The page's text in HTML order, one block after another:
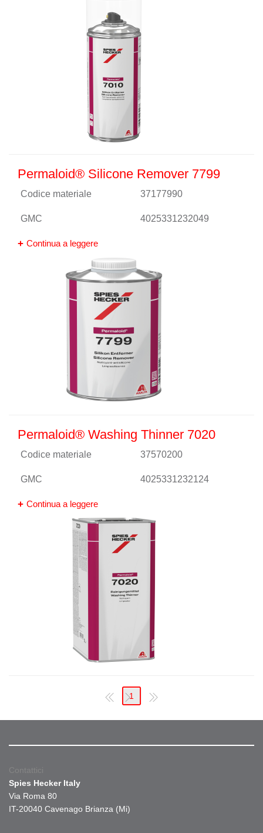
Permaloid® Silicone Remover 7799
Codice materiale 37177990
GMC 4025331232049
Continua a leggere
Permaloid® Washing Thinner 7020
Codice materiale 37570200
GMC 4025331232124
Continua a leggere
1
Contattici
Spies Hecker Italy
Via Roma 80
IT-20040 Cavenago Brianza (Mi)